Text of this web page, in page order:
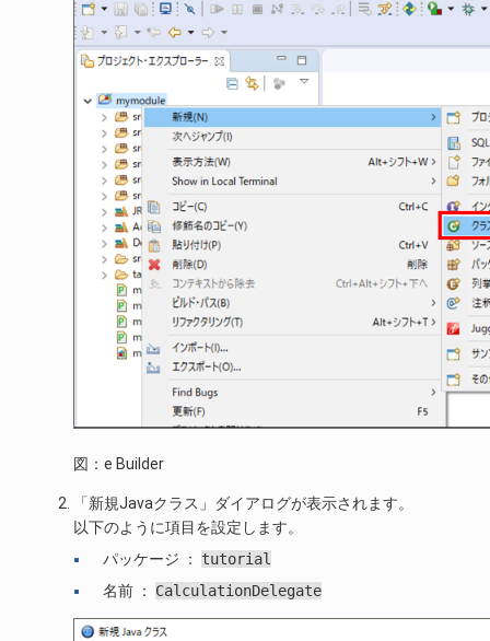
図：e Builder
「新規Javaクラス」ダイアログが表示されます。
以下のように項目を設定します。
パッケージ ： tutorial
名前 ： CalculationDelegate